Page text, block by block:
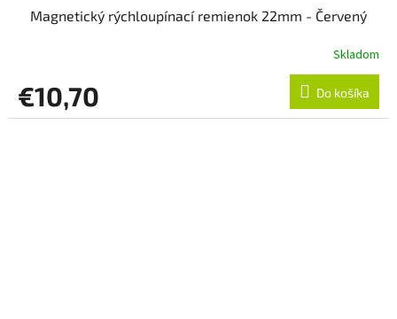
Magnetický rýchloupínací remienok 22mm - Červený
Skladom
€10,70 Do košíka